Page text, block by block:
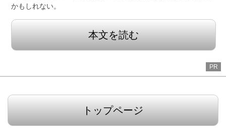
かもしれない。
本文を読む
PR
トップページ